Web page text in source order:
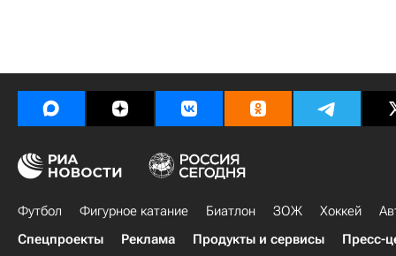
Футбол Фигурное катание Биатлон ЗОЖ Хоккей
Спецпроекты
Реклама Продукты и сервисы Пресс-